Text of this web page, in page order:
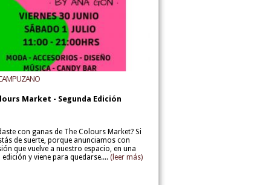
Market - Segunda Edición
con ganas de The Colours Market? Si
de suerte, porque anunciamos con
que vuelve a nuestro espacio, en una
edición y viene para quedarse.... (leer más)